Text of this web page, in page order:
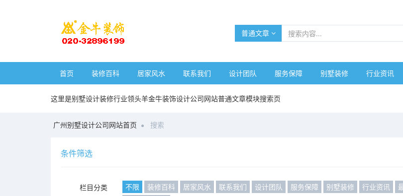
普通文章
首页 装修百科 居家风水 联系我们 设计团队 服务保障 别墅装修 行业资讯
这里是别墅设计装修行业领头羊金牛装饰设计公司网站普通文章模块搜索页
广州别墅设计公司网站首页 搜索
条件筛选
栏目分类 不限 装修百科 居家风水 联系我们 设计团队 服务保障 别墅装修 行业资讯